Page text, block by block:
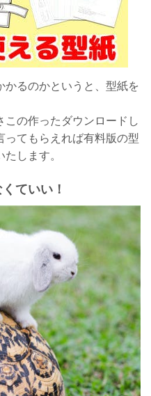
るのかというと、型紙を
の作ったダウンロードし
ってもらえれば有料版の型
します。
ていい！